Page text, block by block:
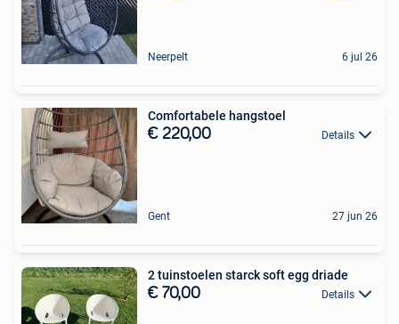
Neerpelt 6 jul 26
Comfortabele hangstoel
€ 220,00 Details
Gent 27 jun 26
2 tuinstoelen starck soft egg driade
€ 70,00 Details